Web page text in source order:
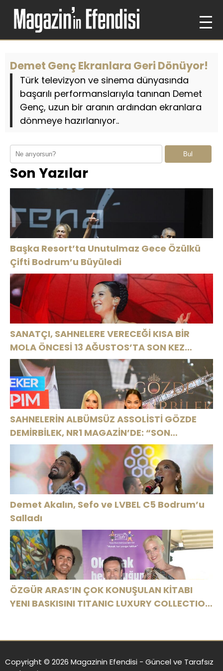
Demet Genç Ekranlara Geri Dönüyor!
Türk televizyon ve sinema dünyasında
başarılı performanslarıyla tanınan Demet
Genç, uzun bir aranın ardından ekranlara
dönmeye hazırlanıyor..
Bul
Son Yazılar
Başka Resort’ta Unutulmaz Gece Özülkü
Çifti Bodrum’u Büyüledi
SANATÇI, SAHNELERE VERECEĞİ KISA BİR
MOLA ÖNCESİ 13 AĞUSTOS’TA SON KEZ
HARBİYE’DE OLACAK!
SAHNELERİN ALBÜMSÜZ ASSOLİSTİ GÖZDE
DEMİRBİLEK, NR1 MAGAZİN’DE: “SON
ASSOLİST OLARAK VAR OLACAĞIM!”
Demet Akalın, Sefo ve LVBEL C5 Bodrum’u
Salladı
ÖZGÜR ARAS’IN ÇOK KONUŞULAN KİTABI
YENI BASKISINI TITANIC LUXURY COLLECTION
Copyright © 2026 Magazinin Efendisi - Güncel ve Tarafsız